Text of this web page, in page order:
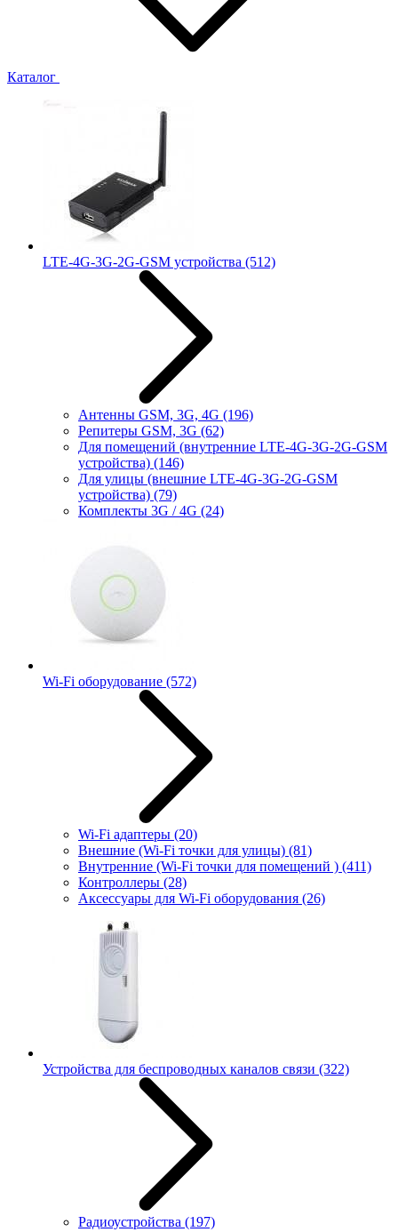
Каталог
LTE-4G-3G-2G-GSM устройства (512)
Антенны GSM, 3G, 4G (196)
Репитеры GSM, 3G (62)
Для помещений (внутренние LTE-4G-3G-2G-GSM
устройства) (146)
Для улицы (внешние LTE-4G-3G-2G-GSM
устройства) (79)
Комплекты 3G / 4G (24)
Wi-Fi оборудование (572)
Wi-Fi адаптеры (20)
Внешние (Wi-Fi точки для улицы) (81)
Внутренние (Wi-Fi точки для помещений ) (411)
Контроллеры (28)
Аксессуары для Wi-Fi оборудования (26)
Устройства для беспроводных каналов связи (322)
Радиоустройства (197)